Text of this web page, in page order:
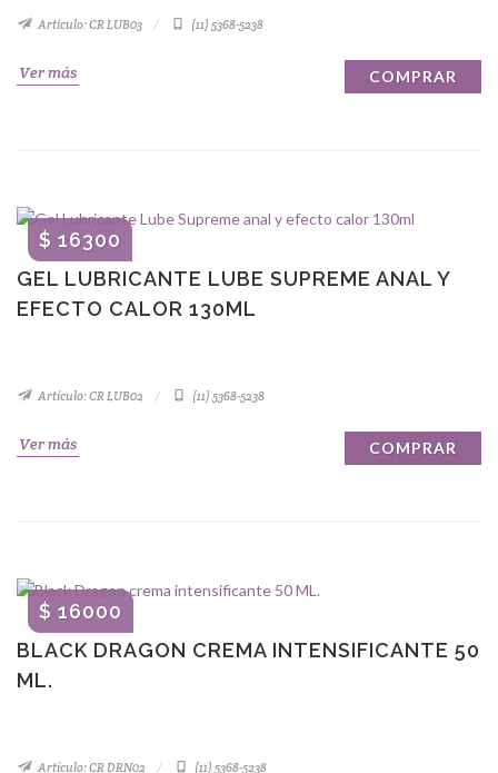
Artículo: CR LUB03 (11) 5368-5238
Ver más COMPRAR
GEL LUBRICANTE LUBE SUPREME ANAL Y
EFECTO CALOR 130ML
$ 16300
Artículo: CR LUB02 (11) 5368-5238
Ver más COMPRAR
BLACK DRAGON CREMA INTENSIFICANTE 50
ML.
$ 16000
Artículo: CR DRN02 (11) 5368-5238